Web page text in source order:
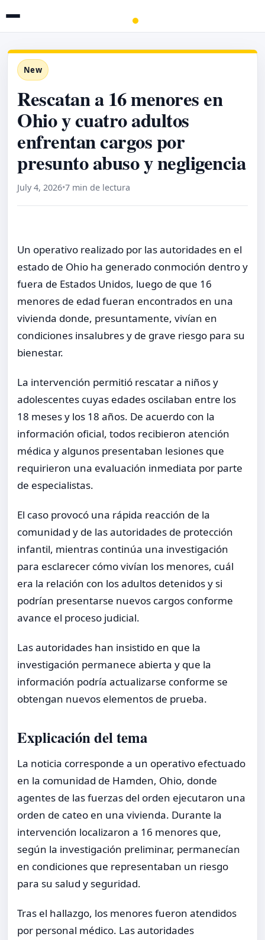
New
Rescatan a 16 menores en
Ohio y cuatro adultos
enfrentan cargos por
presunto abuso y negligencia
July 4, 2026•7 min de lectura
Un operativo realizado por las autoridades en el
estado de Ohio ha generado conmoción dentro y
fuera de Estados Unidos, luego de que 16
menores de edad fueran encontrados en una
vivienda donde, presuntamente, vivían en
condiciones insalubres y de grave riesgo para su
bienestar.
La intervención permitió rescatar a niños y
adolescentes cuyas edades oscilaban entre los
18 meses y los 18 años. De acuerdo con la
información oficial, todos recibieron atención
médica y algunos presentaban lesiones que
requirieron una evaluación inmediata por parte
de especialistas.
El caso provocó una rápida reacción de la
comunidad y de las autoridades de protección
infantil, mientras continúa una investigación
para esclarecer cómo vivían los menores, cuál
era la relación con los adultos detenidos y si
podrían presentarse nuevos cargos conforme
avance el proceso judicial.
Las autoridades han insistido en que la
investigación permanece abierta y que la
información podría actualizarse conforme se
obtengan nuevos elementos de prueba.
Explicación del tema
La noticia corresponde a un operativo efectuado
en la comunidad de Hamden, Ohio, donde
agentes de las fuerzas del orden ejecutaron una
orden de cateo en una vivienda. Durante la
intervención localizaron a 16 menores que,
según la investigación preliminar, permanecían
en condiciones que representaban un riesgo
para su salud y seguridad.
Tras el hallazgo, los menores fueron atendidos
por personal médico. Las autoridades